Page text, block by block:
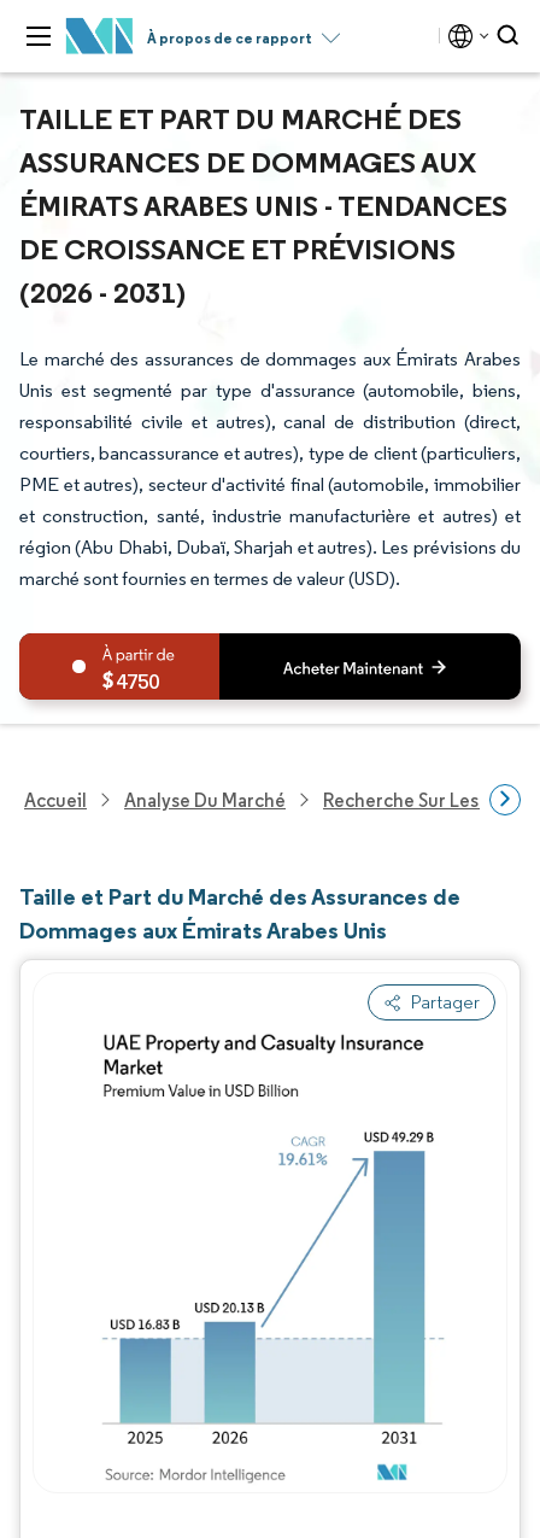
À propos de ce rapport
TAILLE ET PART DU MARCHÉ DES
ASSURANCES DE DOMMAGES AUX
ÉMIRATS ARABES UNIS - TENDANCES
DE CROISSANCE ET PRÉVISIONS
(2026 - 2031)
Le marché des assurances de dommages aux Émirats Arabes
Unis est segmenté par type d'assurance (automobile, biens,
responsabilité civile et autres), canal de distribution (direct,
courtiers, bancassurance et autres), type de client (particuliers,
PME et autres), secteur d'activité final (automobile, immobilier
et construction, santé, industrie manufacturière et autres) et
région (Abu Dhabi, Dubaï, Sharjah et autres). Les prévisions du
marché sont fournies en termes de valeur (USD).
4750
Accueil Analyse Du Marché Recherche Sur Les
Taille et Part du Marché des Assurances de
Dommages aux Émirats Arabes Unis
Partager
Image © Mordor Intelligence. La